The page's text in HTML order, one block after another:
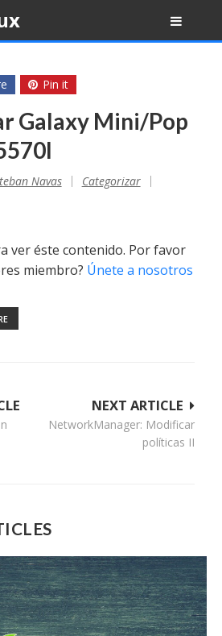
Pin it
Galaxy Mini/Pop
Navas
Categorizar
ver éste contenido. Por favor
miembro? Únete a nosotros
NEXT ARTICLE
NetworkManager: Modificar
políticas II